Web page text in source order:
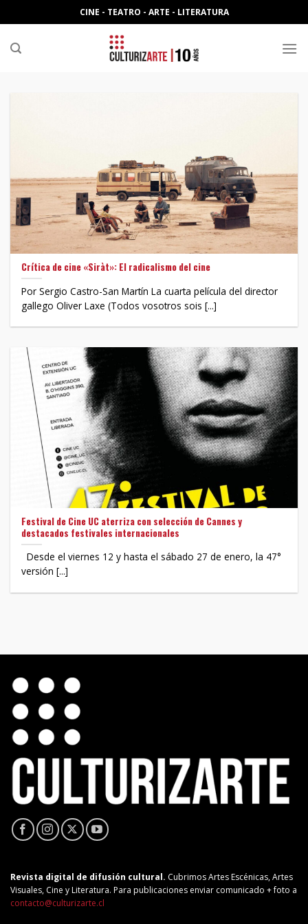
to
content
CINE - TEATRO - ARTE - LITERATURA
Crítica de cine «Siràt»: El radicalismo del cine
Por Sergio Castro-San Martín La cuarta película del director
gallego Oliver Laxe (Todos vosotros sois [...]
Festival de Cine UC aterriza con selección de Cannes y
destacados festivales internacionales
Desde el viernes 12 y hasta el sábado 27 de enero, la 47°
versión [...]
Revista digital de difusión cultural. Cubrimos Artes Escénicas, Artes
Visuales, Cine y Literatura. Para publicaciones enviar comunicado + foto a
contacto@culturizarte.cl